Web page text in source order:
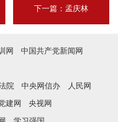
下一篇：孟庆林
网 中国共产党新闻网
院 中央网信办 人民网
建网 央视网